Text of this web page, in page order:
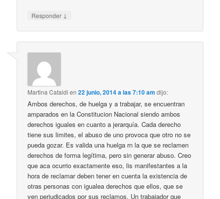
Responder ↓
Martina Cataldi en22 junio, 2014 a las 7:10 am dijo:
Ambos derechos, de huelga y a trabajar, se encuentran
amparados en la Constitucion Nacional siendo ambos
derechos iguales en cuanto a jerarquía. Cada derecho
tiene sus limites, el abuso de uno provoca que otro no se
pueda gozar. Es valida una huelga rn la que se reclamen
derechos de forma legítima, pero sin generar abuso. Creo
que aca ocurrio exactamente eso, lis manifestantes a la
hora de reclamar deben tener en cuenta la existencia de
otras personas con igualea derechos que ellos, que se
ven perjudicados por sus reclamos. Un trabajador que